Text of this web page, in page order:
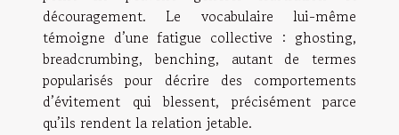
découragement. Le vocabulaire lui-même
témoigne d’une fatigue collective : ghosting,
breadcrumbing, benching, autant de termes
popularisés pour décrire des comportements
d’évitement qui blessent, précisément parce
qu’ils rendent la relation jetable.